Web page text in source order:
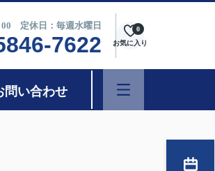
00 定休日：毎週水曜日
7622 お気に入り
0
問い合わせ